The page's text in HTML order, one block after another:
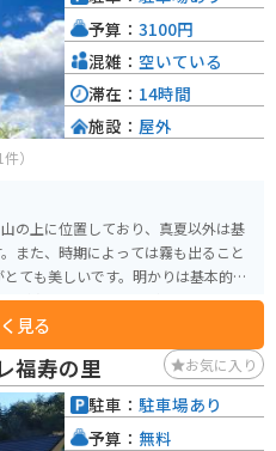
必要です。 売木村は、自然豊かな場
どもありますので、 アウトドア好き
）
の上に位置しており、真夏以外は基
また、時期によっては霧も出ること
ても美しいです。明かりは基本的に
が真っ暗になりますが、そのためよ
る場所でもあります。 バイクでキャ
て上着を持参することをおすすめし
見る
予算： 3100円
混雑： 空いている
滞在： 14時間
施設： 屋外
福寿の里 お気に入り
駐車： 駐車場あり
予算： 無料